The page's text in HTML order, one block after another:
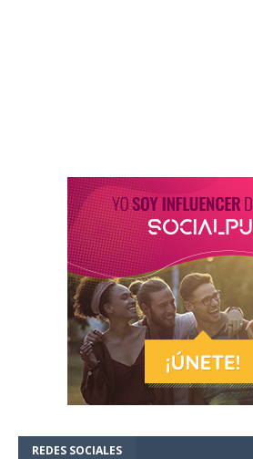
REDES SOCIALES